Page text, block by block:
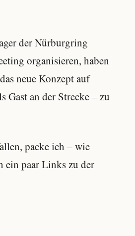
der Nürburgring
organisieren, haben
neue Konzept auf
Gast an der Strecke – zu
packe ich – wie
ein paar Links zu der